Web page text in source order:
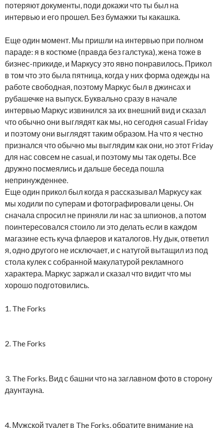
потеряют документы, поди докажи что ты был на
интервью и его прошел. Без бумажки ты какашка.
Еще один момент. Мы пришли на интервью при полном
параде: я в костюме (правда без галстука), жена тоже в
бизнес-прикиде, и Маркусу это явно понравилось. Прикол
в том что это была пятница, когда у них форма одежды на
работе свободная, поэтому Маркус был в джинсах и
рубашечке на выпуск. Буквально сразу в начале
интервью Маркус извинился за их внешний вид и сказал
что обычно они выглядят как мы, но сегодня casual Friday
и поэтому они выглядят таким образом. На что я честно
признался что обычно мы выглядим как они, но этот Friday
для нас совсем не casual, и поэтому мы так одеты. Все
дружно посмеялись и дальше беседа пошла
непринужденнее.
Еще один прикол был когда я рассказывал Маркусу как
мы ходили по суперам и фотографировали цены. Он
сначала спросил не приняли ли нас за шпионов, а потом
поинтересовался стоило ли это делать если в каждом
магазине есть куча флаеров и каталогов. Ну дык, ответил
я, одно другого не исключает, и с натугой вытащил из под
стола кулек с собранной макулатурой рекламного
характера. Маркус заржал и сказал что видит что мы
хорошо подготовились.
1. The Forks
2. The Forks
3. The Forks. Вид с башни что на заглавном фото в сторону
даунтауна.
4. Мужской туалет в The Forks, обратите внимание на